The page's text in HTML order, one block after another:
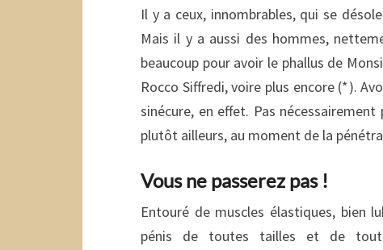
Il y a ceux, innombrables, qui se
Mais il y a aussi des hommes,
beaucoup pour avoir le phallus de
Rocco Siffredi, voire plus encore (*).
sinécure, en effet. Pas
plutôt ailleurs, au moment de la
Vous ne passerez pas !
Entouré de muscles élastiques, bien
pénis de toutes tailles et de